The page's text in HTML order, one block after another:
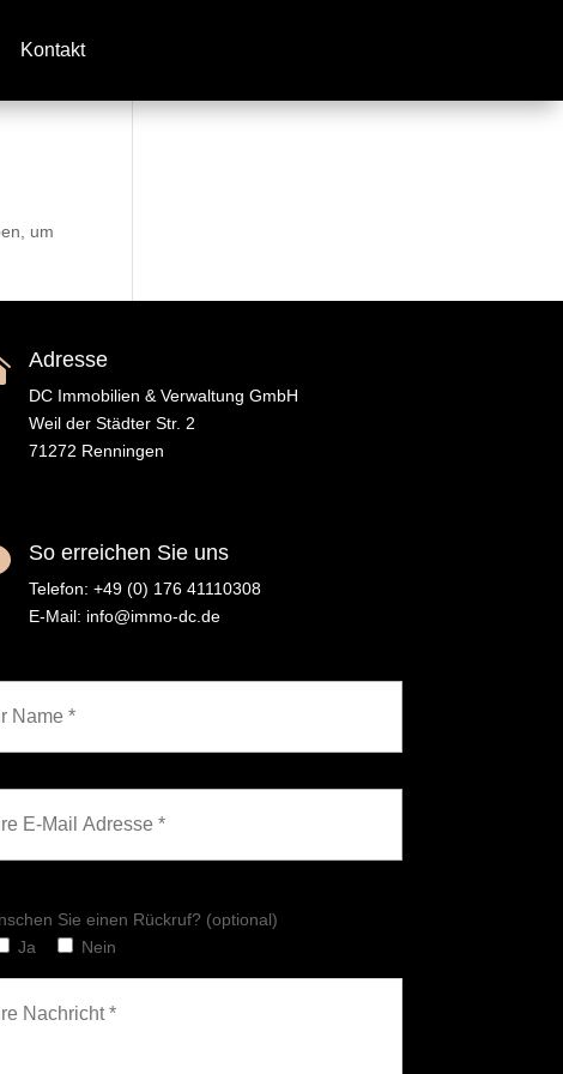
Kontakt
um
Adresse
DC Immobilien & Verwaltung GmbH
Weil der Städter Str. 2
71272 Renningen
So erreichen Sie uns
Telefon: ‪+49 (0) 176 41110308
E-Mail: info@immo-dc.de
Sie einen Rückruf? (optional)
Ja
Nein